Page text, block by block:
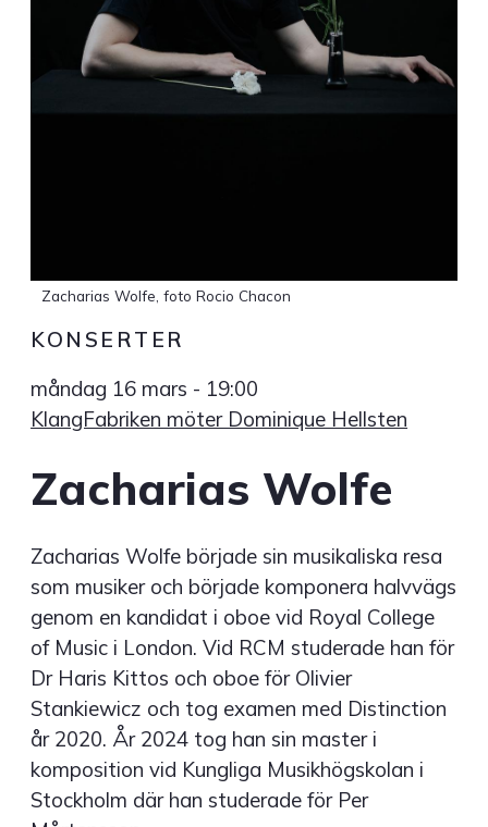
Zacharias Wolfe, foto Rocio Chacon
KONSERTER
måndag 16 mars - 19:00
KlangFabriken möter Dominique Hellsten
Zacharias Wolfe
Zacharias Wolfe började sin musikaliska resa
som musiker och började komponera halvvägs
genom en kandidat i oboe vid Royal College
of Music i London. Vid RCM studerade han för
Dr Haris Kittos och oboe för Olivier
Stankiewicz och tog examen med Distinction
år 2020. År 2024 tog han sin master i
komposition vid Kungliga Musikhögskolan i
Stockholm där han studerade för Per